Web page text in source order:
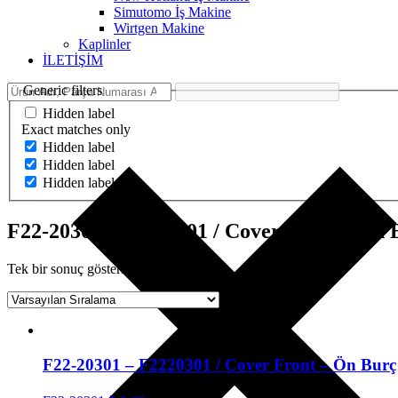
Simutomo İş Makine
Wirtgen Makine
Kaplinler
İLETİŞİM
Generic filters
Hidden label
Exact matches only
Hidden label
Hidden label
Hidden label
F22-20301 - F2220301 / Cover Front - Ön
Tek bir sonuç gösteriliyor
F22-20301 – F2220301 / Cover Front – Ön Burç